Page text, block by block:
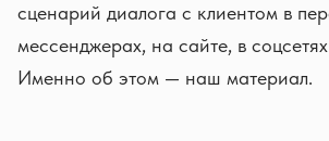
сценарий диалога с клиентом в
мессенджерах, на сайте, в
Именно об этом — наш материал.